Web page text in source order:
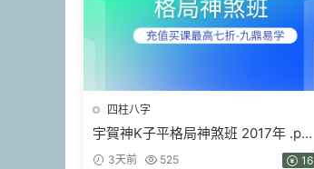
四柱八字
宇賀神K子平格局神煞班 2017年 .pdf
452頁
3天前 525 16